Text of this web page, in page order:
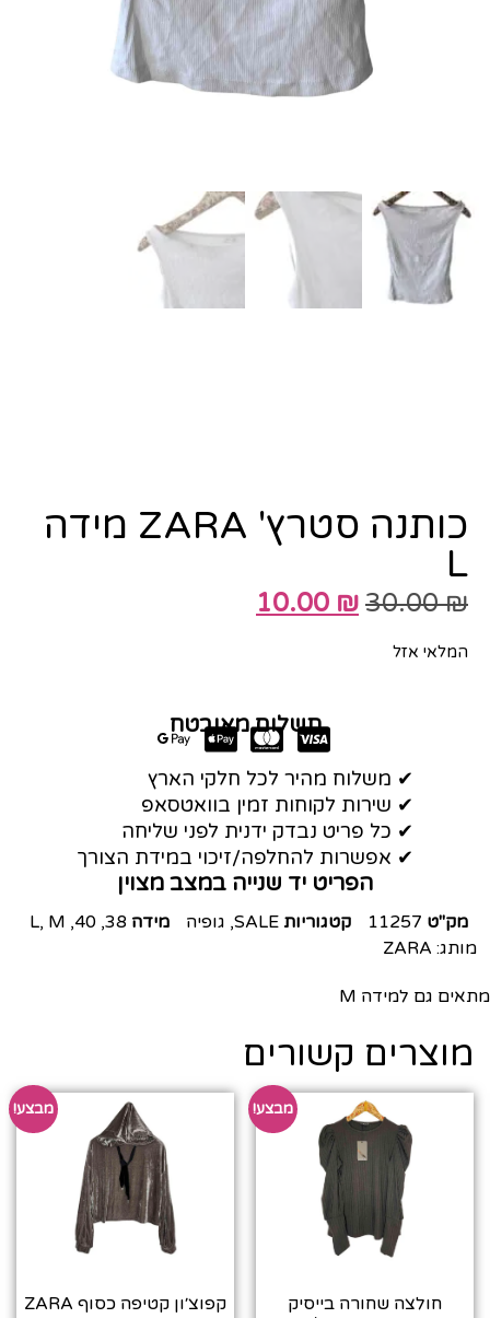
כותנה סטרץ' ZARA מידה
L
30.00₪
10.00 ₪
המלאי אזל
תשלום מאובטח
✔ משלוח מהיר לכל חלקי הארץ
✔ שירות לקוחות זמין בוואטסאפ
✔ כל פריט נבדק ידנית לפני שליחה
✔ אפשרות להחלפה/זיכוי במידת הצורך
הפריט יד שנייה במצב מצוין
מק"ט 11257 קטגוריות SALE
, גופיה מידה 38
,
40
,
L, M
מותג: ZARA
מתאים גם למידה M
מוצרים קשורים
מבצע!
חולצה שחורה בייסיק
מבצע!
קפוצ׳ון קטיפה כסוף ZARA